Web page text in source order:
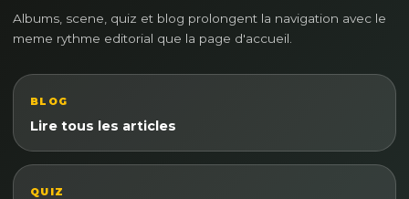
Albums, scene, quiz et blog prolongent la navigation avec le
meme rythme editorial que la page d'accueil.
BLOG
Lire tous les articles
QUIZ